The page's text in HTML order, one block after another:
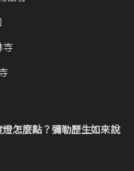
寺
怎麼點？彌勒歷生如來說